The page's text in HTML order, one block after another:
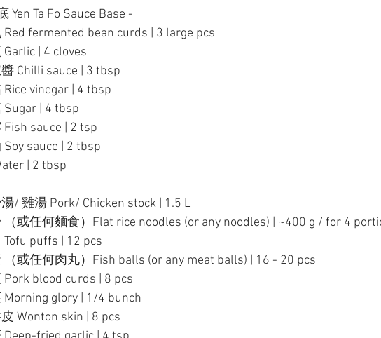
Yen Ta Fo Sauce Base -
Red fermented bean curds | 3 large pcs
Garlic | 4 cloves
Chilli sauce | 3 tbsp
Rice vinegar | 4 tbsp
Sugar | 4 tbsp
Fish sauce | 2 tsp
Soy sauce | 2 tbsp
| 2 tbsp
/ 雞湯 Pork/ Chicken stock | 1.5 L
（或任何麵食）Flat rice noodles (or any noodles) | ~400 g / for 4
Tofu puffs | 12 pcs
（或任何肉丸）Fish balls (or any meat balls) | 16 - 20 pcs
Pork blood curds | 8 pcs
Morning glory | 1/4 bunch
Wonton skin | 8 pcs